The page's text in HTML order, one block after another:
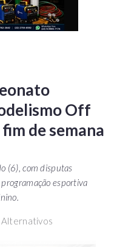
Off
de semana
(6), com disputas
esportiva